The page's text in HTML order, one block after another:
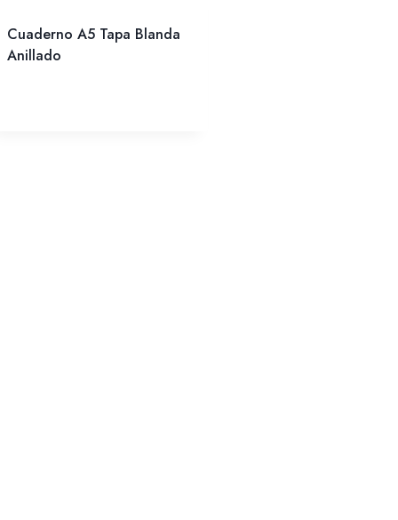
Cuaderno A5 Tapa Blanda
Anillado